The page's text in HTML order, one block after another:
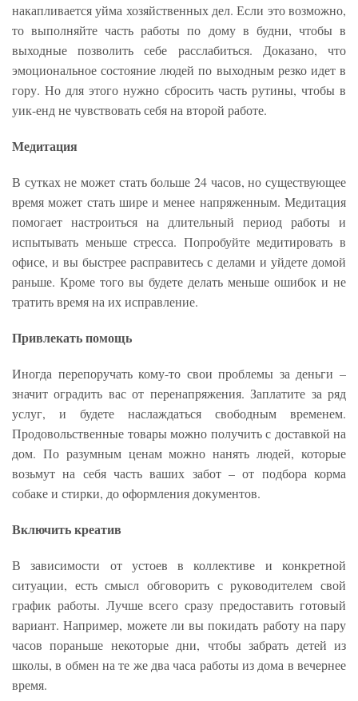
накапливается уйма хозяйственных дел. Если это возможно,
то выполняйте часть работы по дому в будни, чтобы в
выходные позволить себе расслабиться. Доказано, что
эмоциональное состояние людей по выходным резко идет в
гору. Но для этого нужно сбросить часть рутины, чтобы в
уик-енд не чувствовать себя на второй работе.
Медитация
В сутках не может стать больше 24 часов, но существующее
время может стать шире и менее напряженным. Медитация
помогает настроиться на длительный период работы и
испытывать меньше стресса. Попробуйте медитировать в
офисе, и вы быстрее расправитесь с делами и уйдете домой
раньше. Кроме того вы будете делать меньше ошибок и не
тратить время на их исправление.
Привлекать помощь
Иногда перепоручать кому-то свои проблемы за деньги –
значит оградить вас от перенапряжения. Заплатите за ряд
услуг, и будете наслаждаться свободным временем.
Продовольственные товары можно получить с доставкой на
дом. По разумным ценам можно нанять людей, которые
возьмут на себя часть ваших забот – от подбора корма
собаке и стирки, до оформления документов.
Включить креатив
В зависимости от устоев в коллективе и конкретной
ситуации, есть смысл обговорить с руководителем свой
график работы. Лучше всего сразу предоставить готовый
вариант. Например, можете ли вы покидать работу на пару
часов пораньше некоторые дни, чтобы забрать детей из
школы, в обмен на те же два часа работы из дома в вечернее
время.